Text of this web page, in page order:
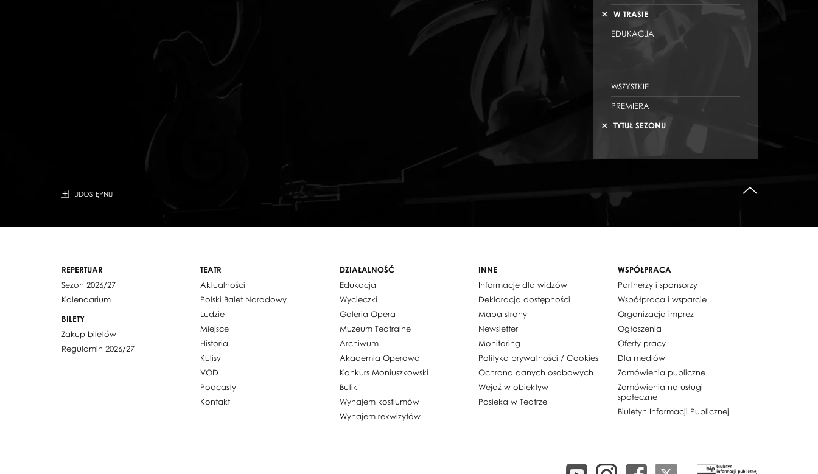
W TRASIE
EDUKACJA
WSZYSTKIE
PREMIERA
TYTUŁ SEZONU
UDOSTĘPNIJ
REPERTUAR
Sezon 2026/27
Kalendarium
BILETY
Zakup biletów
Regulamin 2026/27
TEATR
Aktualności
Polski Balet Narodowy
Ludzie
Miejsce
Historia
Kulisy
VOD
Podcasty
Kontakt
DZIAŁALNOŚĆ
Edukacja
Wycieczki
Galeria Opera
Muzeum Teatralne
Archiwum
Akademia Operowa
Konkurs Moniuszkowski
Butik
Wynajem kostiumów
Wynajem rekwizytów
INNE
Informacje dla widzów
Deklaracja dostępności
Mapa strony
Newsletter
Monitoring
Polityka prywatności / Cookies
Ochrona danych osobowych
Wejdź w obiektyw
Pasieka w Teatrze
WSPÓŁPRACA
Partnerzy i sponsorzy
Współpraca i wsparcie
Organizacja imprez
Ogłoszenia
Oferty pracy
Dla mediów
Zamówienia publiczne
Zamówienia na usługi
społeczne
Biuletyn Informacji Publicznej